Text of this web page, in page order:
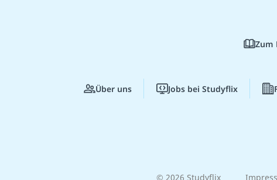
Zum
Über uns Jobs bei Studyflix
© 2026 Studyflix